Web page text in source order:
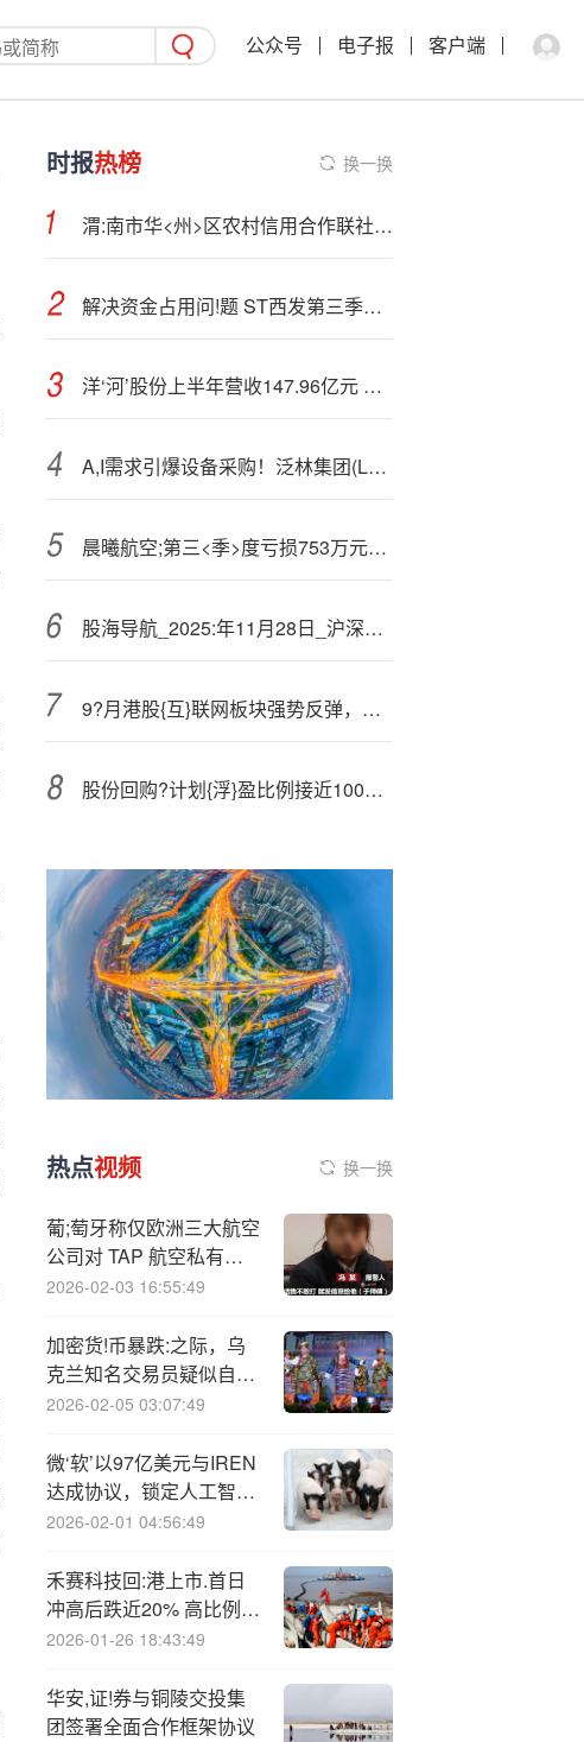
公众号 电子报 客户端
时报热榜 换一换
渭:南市华<州>区农村信用合作联社被罚40.6万元：违反支付结算、货币金银、国库、征信及反洗钱管理规定
解决资金占用问!题 ST西发第三季度净利润增长7.5倍
洋‘河’股份上半年营收147.96亿元 深耕质价比白酒赛道
A,I需求引爆设备采购！泛林集团(LRCX.US)Q1业绩全线超预期 指引再证行业高景气
晨曦航空;第三<季>度亏损753万元，营收同比下降55.7%
股海导航_2025:年11月28日_沪深股市公告与交易提示
9?月港股{互}联网板块强势反弹，多只ETF获大额资金流入
股份回购?计划{浮}盈比例接近100%！联合精密两名实控人却拟减持套现
热点视频 换一换
葡;萄牙称仅欧洲三大航空
公司对 TAP 航空私有化
表达兴趣
2026-02-03 16:55:49
加密货!币暴跌:之际，乌
克兰知名交易员疑似自
杀：头部中枪，当场身亡
2026-02-05 03:07:49
微‘软’以97亿美元与IREN
达成协议，锁定人工智能
算力
2026-02-01 04:56:49
禾赛科技回:港上市.首日
冲高后跌近20% 高比例低
折扣发行埋雷 破发期间稳
稳市
2026-01-26 18:43:49
华安,证!券与铜陵交投集
团签署全面合作框架协议